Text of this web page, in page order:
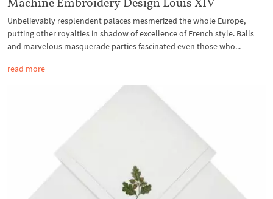
Unbelievably resplendent palaces mesmerized the whole Europe,
putting other royalties in shadow of excellence of French style. Balls
and marvelous masquerade parties fascinated even those who...
read more